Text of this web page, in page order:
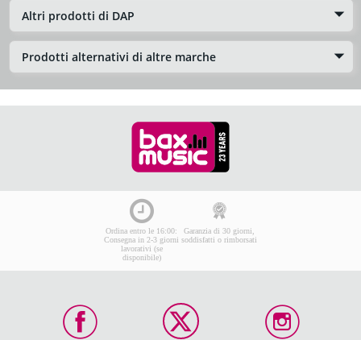
Altri prodotti di DAP
Prodotti alternativi di altre marche
Ordina entro le 16:00:
Consegna in 2-3 giorni
lavorativi (se
disponibile)
Garanzia di 30 giorni,
soddisfatti o rimborsati